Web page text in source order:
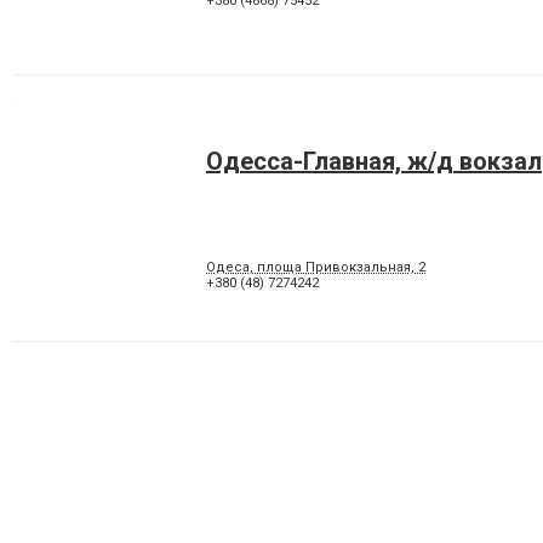
Одесса-Главная, ж/д вокзал
Одеса, площа Привокзальная, 2
+380 (48) 7274242